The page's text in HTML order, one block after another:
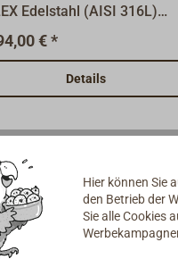
Edelstahl (AISI 316L)
sich aus durch eine hohe
auf allen
Formgebung, der
und eine Bleifüllung in der
und sorgen
für ein schnelles und gutes
des Ankers. Die
schützt jahrelang
und verhindert die
von Schlick oder Sand.
€ *
Details
Hier können Sie
den Betrieb der
Sie alle Cookies